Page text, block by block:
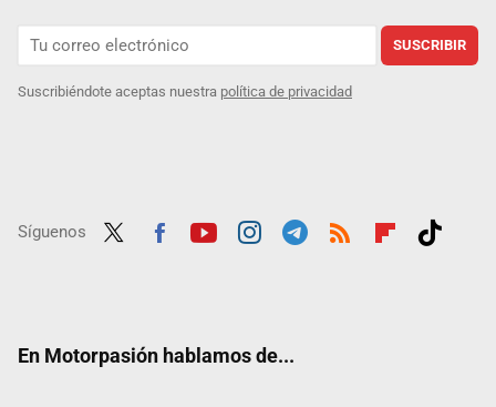
SUSCRIBIR
Suscribiéndote aceptas nuestra política de privacidad
Síguenos
En Motorpasión hablamos de...